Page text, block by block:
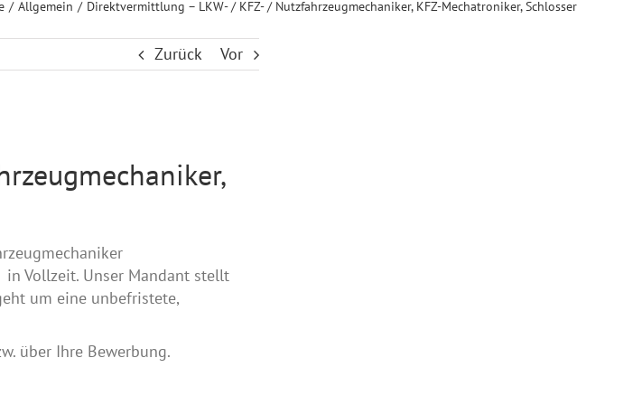
Allgemein Direktvermittlung – LKW- / KFZ- / Nutzfahrzeugmechaniker, KFZ-Mechatroniker, Schlosser
Zurück Vor
Vollzeit. Unser Mandant stellt
um eine unbefristete,
über Ihre Bewerbung.